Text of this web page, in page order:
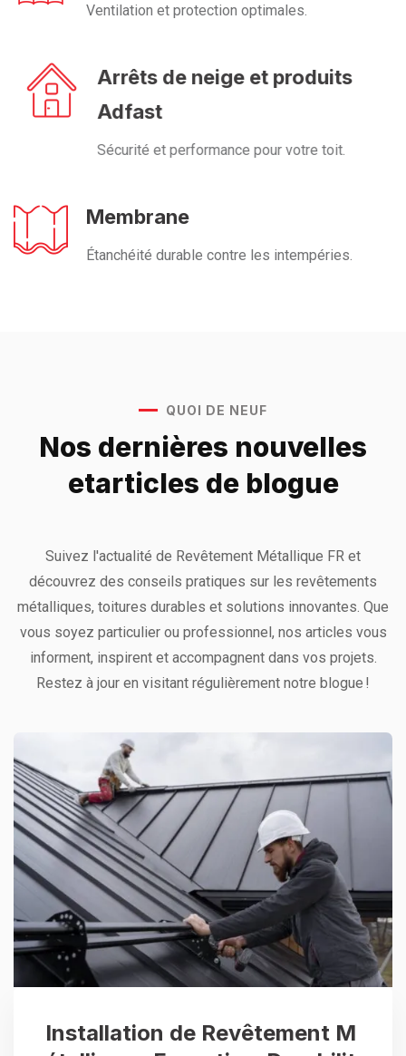
Ventilation et protection optimales.
Arrêts de neige et produits
Adfast
Sécurité et performance pour votre toit.
Membrane
Étanchéité durable contre les intempéries.
QUOI DE NEUF
Nos dernières nouvelles
etarticles de blogue
Suivez l'actualité de Revêtement Métallique FR et
découvrez des conseils pratiques sur les revêtements
métalliques, toitures durables et solutions innovantes. Que
vous soyez particulier ou professionnel, nos articles vous
informent, inspirent et accompagnent dans vos projets.
Restez à jour en visitant régulièrement notre blogue !
Installation de Revêtement M